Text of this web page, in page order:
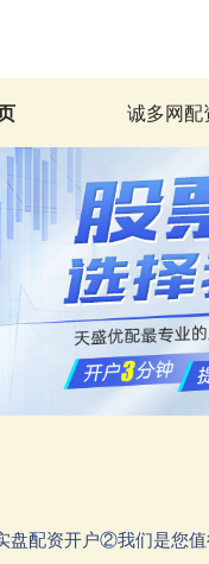
诚多网配
配资开户②我们是您